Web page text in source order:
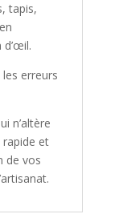
tapis,
d’œil.
erreurs
n’altère
et
de vos